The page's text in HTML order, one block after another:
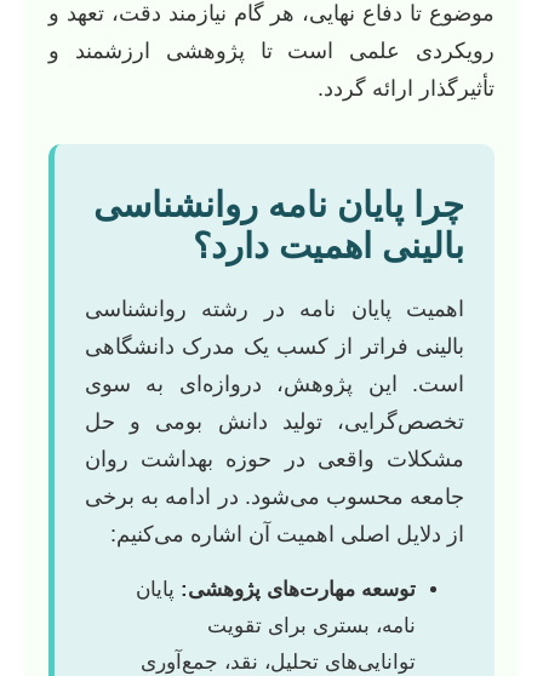
موضوع تا دفاع نهایی، هر گام نیازمند دقت، تعهد و
رویکردی علمی است تا پژوهشی ارزشمند و
تأثیرگذار ارائه گردد.
چرا پایان نامه روانشناسی
بالینی اهمیت دارد؟
اهمیت پایان نامه در رشته روانشناسی
بالینی فراتر از کسب یک مدرک دانشگاهی
است. این پژوهش، دروازه‌ای به سوی
تخصص‌گرایی، تولید دانش بومی و حل
مشکلات واقعی در حوزه بهداشت روان
جامعه محسوب می‌شود. در ادامه به برخی
از دلایل اصلی اهمیت آن اشاره می‌کنیم:
توسعه مهارت‌های پژوهشی: پایان
نامه، بستری برای تقویت
توانایی‌های تحلیل، نقد، جمع‌آوری